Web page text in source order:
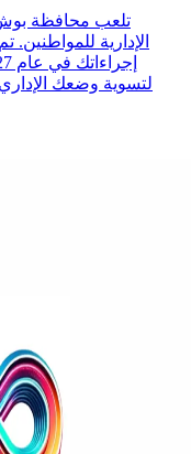
تلعب محافظة بوش
الإدارية
لتسوية وضعك